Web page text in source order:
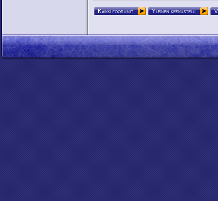
Kaikki foorumit Yleinen keskustelu